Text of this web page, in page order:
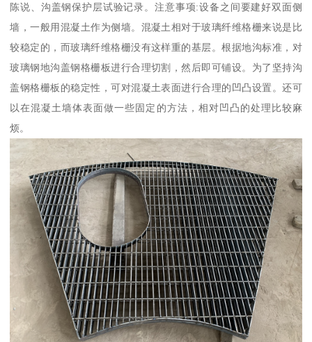
陈说、沟盖钢保护层试验记录。注意事项:设备之间要建好双面侧
墙，一般用混凝土作为侧墙。混凝土相对于玻璃纤维格栅来说是比
较稳定的，而玻璃纤维格栅没有这样重的基层。根据地沟标准，对
玻璃钢地沟盖钢格栅板进行合理切割，然后即可铺设。为了坚持沟
盖钢格栅板的稳定性，可对混凝土表面进行合理的凹凸设置。还可
以在混凝土墙体表面做一些固定的方法，相对凹凸的处理比较麻
烦。